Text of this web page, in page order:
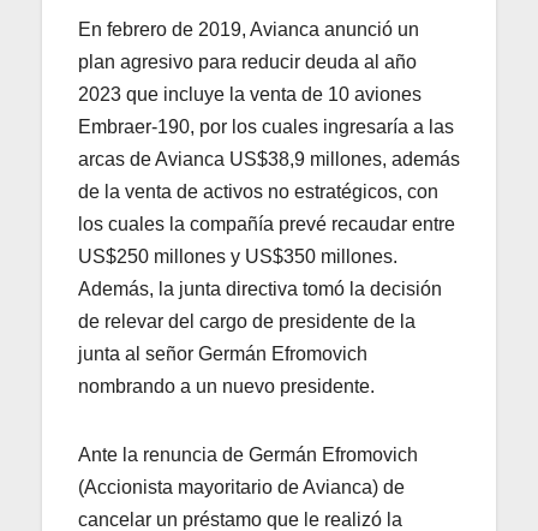
En febrero de 2019, Avianca anunció un
plan agresivo para reducir deuda al año
2023 que incluye la venta de 10 aviones
Embraer-190, por los cuales ingresaría a las
arcas de Avianca US$38,9 millones, además
de la venta de activos no estratégicos, con
los cuales la compañía prevé recaudar entre
US$250 millones y US$350 millones.
Además, la junta directiva tomó la decisión
de relevar del cargo de presidente de la
junta al señor Germán Efromovich
nombrando a un nuevo presidente.
Ante la renuncia de Germán Efromovich
(Accionista mayoritario de Avianca) de
cancelar un préstamo que le realizó la